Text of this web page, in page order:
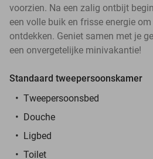
voorzien. Na een zalig ontbijt
een volle buik en frisse energie
ontdekken. Geniet samen met je
een onvergetelijke minivakantie!
Standaard tweepersoonskamer
Tweepersoonsbed
Douche
Ligbed
Toilet